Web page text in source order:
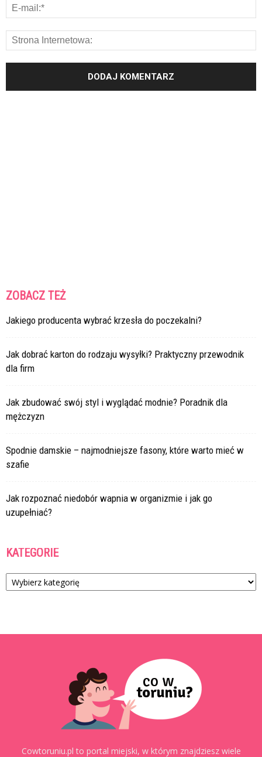
ZOBACZ TEŻ
Jakiego producenta wybrać krzesła do poczekalni?
Jak dobrać karton do rodzaju wysyłki? Praktyczny przewodnik
dla firm
Jak zbudować swój styl i wyglądać modnie? Poradnik dla
mężczyzn
Spodnie damskie – najmodniejsze fasony, które warto mieć w
szafie
Jak rozpoznać niedobór wapnia w organizmie i jak go
uzupełniać?
KATEGORIE
Kategorie
Cowtoruniu.pl to portal miejski, w którym znajdziesz wiele